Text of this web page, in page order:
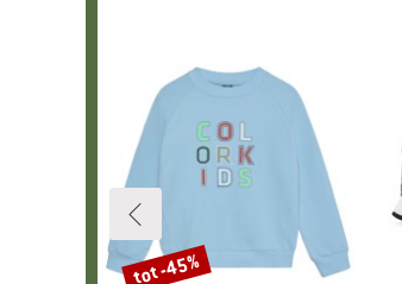
Korting
tot -45%